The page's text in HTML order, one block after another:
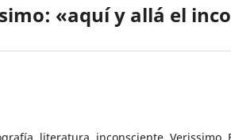
«aquí y allá el